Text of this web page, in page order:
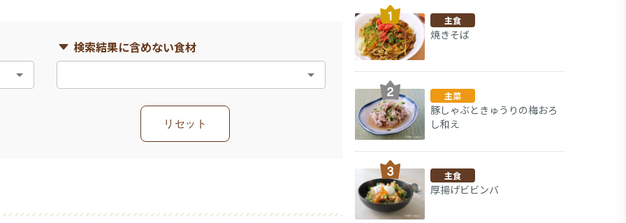
検索結果に含めない食材
リセット
主食
焼きそば
主菜
豚しゃぶときゅうりの梅おろ
し和え
主食
厚揚げビビンバ